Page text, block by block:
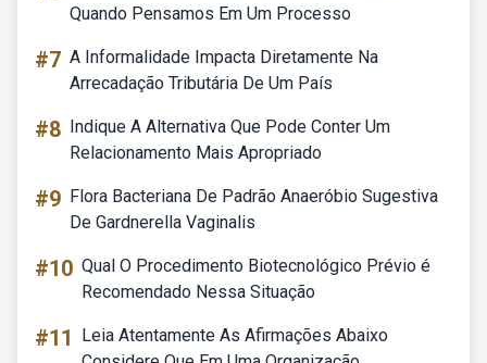
Quando Pensamos Em Um Processo
#7 A Informalidade Impacta Diretamente Na
Arrecadação Tributária De Um País
#8 Indique A Alternativa Que Pode Conter Um
Relacionamento Mais Apropriado
#9 Flora Bacteriana De Padrão Anaeróbio Sugestiva
De Gardnerella Vaginalis
#10 Qual O Procedimento Biotecnológico Prévio é
Recomendado Nessa Situação
#11
Leia Atentamente As Afirmações Abaixo